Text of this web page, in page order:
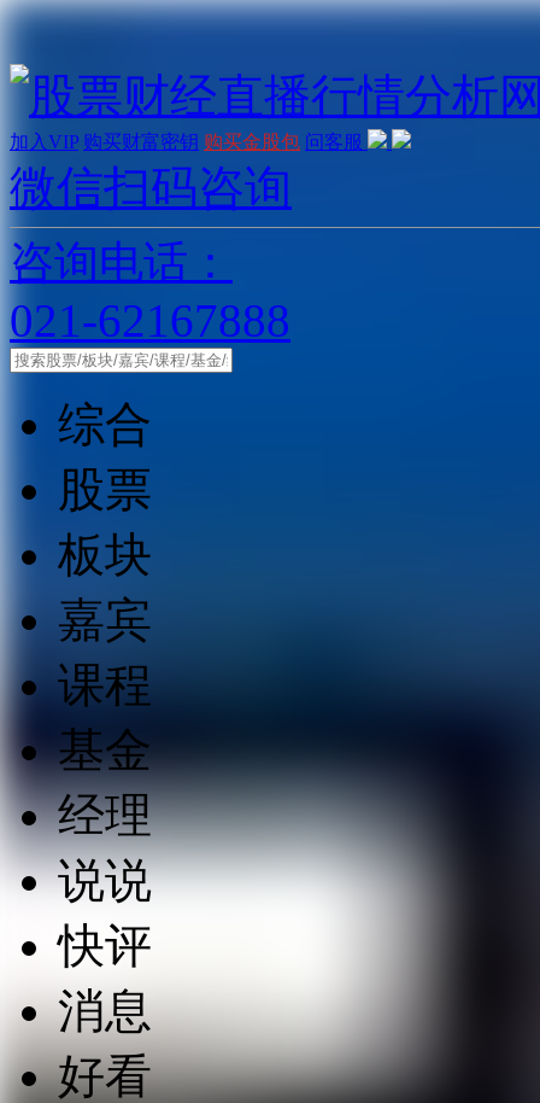
加入VIP 购买财富密钥 购买金股包 问客服
微信扫码咨询
咨询电话：
021-62167888
综合
股票
板块
嘉宾
课程
基金
经理
说说
快评
消息
好看